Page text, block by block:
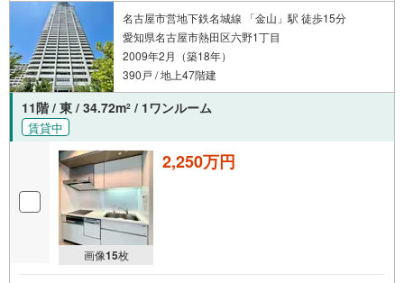
名古屋市営地下鉄名城線 「金山」駅 徒歩15分
愛知県名古屋市熱田区六野1丁目
2009年2月（築18年）
390戸 / 地上47階建
11階 / 東 / 34.72m2 / 1ワンルーム
賃貸中
画像15枚
2,250万円